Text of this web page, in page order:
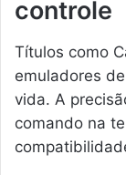
controle
Títulos como
emuladores
vida. A
comando na